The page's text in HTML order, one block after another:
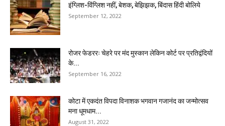
इंग्लिश-विंग्लिश नहीं, बेशक, बेझिझक, बिंदास हिंदी बोलिये
September 12, 2022
रोजर फेडररः चेहरे पर मंद मुस्कान लेकिन कोर्ट पर प्रतिद्वंदियों
के...
September 16, 2022
कोटा में एकदंत विपदा विनाशक भगवान गजानंद का जन्मोत्सव
मना धूमधाम...
August 31, 2022